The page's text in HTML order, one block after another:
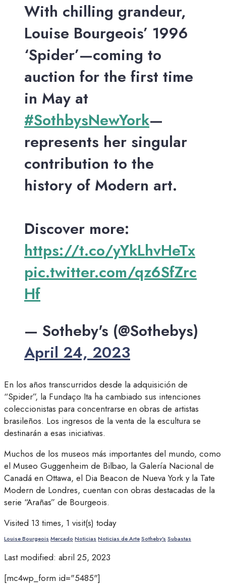
With chilling grandeur,
Louise Bourgeois’ 1996
‘Spider’—coming to
auction for the first time
in May at
#SothbysNewYork—
represents her singular
contribution to the
history of Modern art.
Discover more:
https://t.co/yYkLhvHeTx
pic.twitter.com/qz6SfZrc
Hf
— Sotheby's (@Sothebys)
April 24, 2023
En los años transcurridos desde la adquisición de
“Spider”, la Fundaço Ita ha cambiado sus intenciones
coleccionistas para concentrarse en obras de artistas
brasileños. Los ingresos de la venta de la escultura se
destinarán a esas iniciativas.
Muchos de los museos más importantes del mundo, como
el Museo Guggenheim de Bilbao, la Galería Nacional de
Canadá en Ottawa, el Dia Beacon de Nueva York y la Tate
Modern de Londres, cuentan con obras destacadas de la
serie “Arañas” de Bourgeois.
Visited 13 times, 1 visit(s) today
Louise Bourgeois Mercado Noticias Noticias de ArteSotheby's Subastas
Last modified: abril 25, 2023
[mc4wp_form id="5485"]